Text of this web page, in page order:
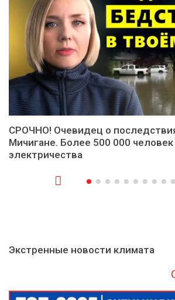
СРОЧНО! Очевидец о
Мичигане. Более 500 000
электричества
Экстренные новости климата